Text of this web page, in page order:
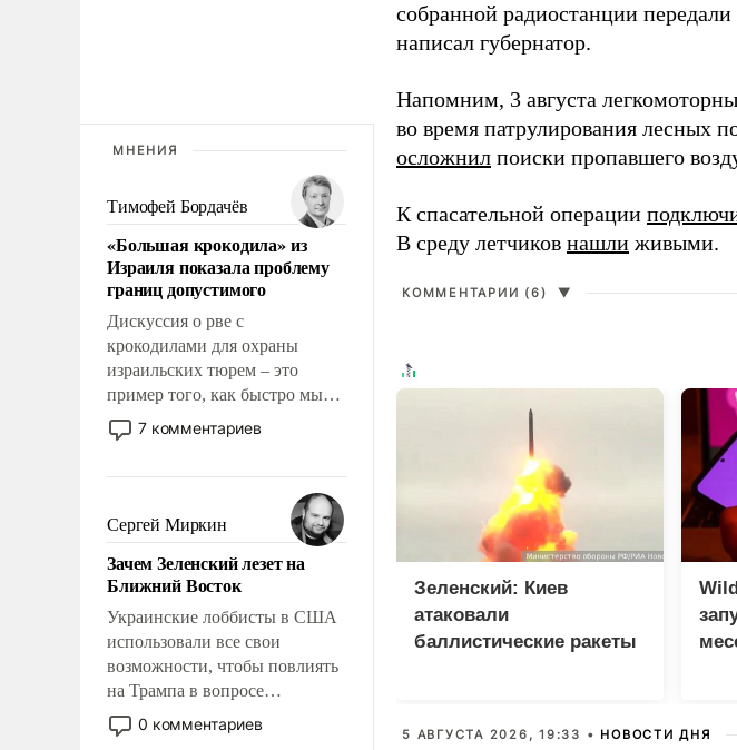
МНЕНИЯ
Тимофей Бордачёв
«Большая крокодила» из
Израиля показала проблему
границ допустимого
Дискуссия о рве с
крокодилами для охраны
израильских тюрем – это
пример того, как быстро мы
двигаемся по пути
революционных изменений.
псевдонаучной фантастики,
стало всерьез обсуждаемой
идеей.
7 комментариев
Сергей Миркин
Зачем Зеленский лезет на
Ближний Восток
Украинские лоббисты в США
использовали все свои
возможности, чтобы повлиять
на Трампа в вопросе
предоставления вооружений
своим нанимателям. Вероятно,
0 комментариев
собранной радиостанции
написал губернатор.
Напомним, 3 августа
во время патрулирования лесных
осложнил поиски пропавшего
К спасательной операции
В среду летчиков нашли живыми.
КОММЕНТАРИИ (6) ▼
Зеленский: Киев
атаковали
баллистические ракеты
5 АВГУСТА 2026, 19:33 • НОВОСТИ ДНЯ